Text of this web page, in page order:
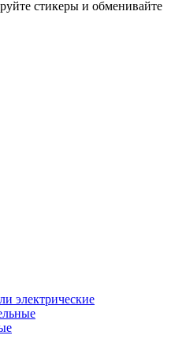
стикеры и обменивайте
электрические